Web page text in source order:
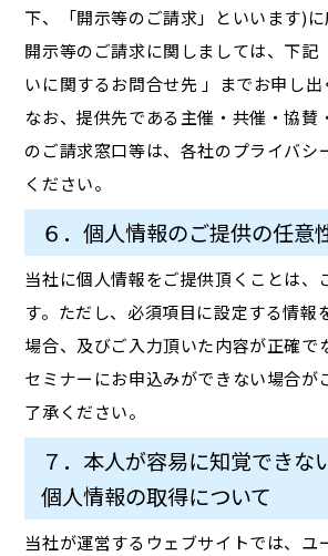
下、「開示等のご請求」といいます)に
開示等のご請求に関しましては、下記
いに関するお問合せ先 」までお申し出
なお、提供先である主催・共催・協賛
のご請求窓口等は、各社のプライバシ
ください。
６．個人情報のご提供の任意
当社に個人情報をご提供頂くことは、
す。ただし、必須項目に設定する情報
場合、及びご入力頂いた内容が正確で
セミナーにお申込みができない場合が
了承ください。
７．本人が容易に知覚できな
個人情報の取得について
当社が運営するウェブサイトでは、ユ